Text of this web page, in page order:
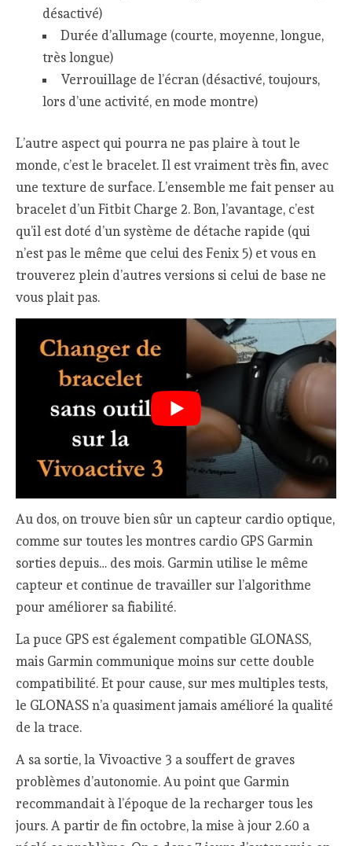
désactivé)
Durée d’allumage (courte, moyenne, longue,
très longue)
Verrouillage de l’écran (désactivé, toujours,
lors d’une activité, en mode montre)
L’autre aspect qui pourra ne pas plaire à tout le
monde, c’est le bracelet. Il est vraiment très fin, avec
une texture de surface. L’ensemble me fait penser au
bracelet d’un Fitbit Charge 2. Bon, l’avantage, c’est
qu’il est doté d’un système de détache rapide (qui
n’est pas le même que celui des Fenix 5) et vous en
trouverez plein d’autres versions si celui de base ne
vous plait pas.
Au dos, on trouve bien sûr un capteur cardio optique,
comme sur toutes les montres cardio GPS Garmin
sorties depuis… des mois. Garmin utilise le même
capteur et continue de travailler sur l’algorithme
pour améliorer sa fiabilité.
La puce GPS est également compatible GLONASS,
mais Garmin communique moins sur cette double
compatibilité. Et pour cause, sur mes multiples tests,
le GLONASS n’a quasiment jamais amélioré la qualité
de la trace.
A sa sortie, la Vivoactive 3 a souffert de graves
problèmes d’autonomie. Au point que Garmin
recommandait à l’époque de la recharger tous les
jours. A partir de fin octobre, la mise à jour 2.60 a